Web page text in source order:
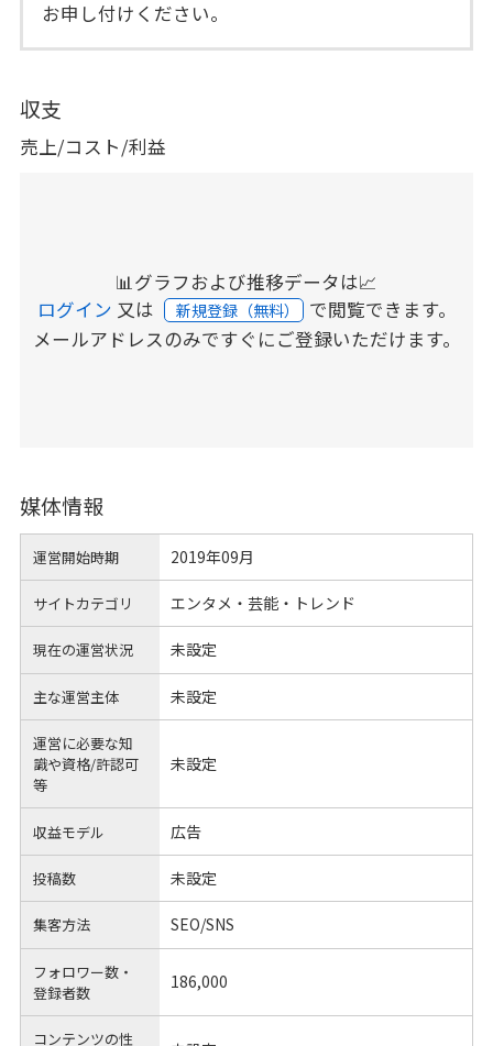
お申し付けください。
収支
売上/コスト/利益
📊グラフおよび推移データは📈
ログイン 又は 新規登録（無料） で閲覧できます。
メールアドレスのみですぐにご登録いただけます。
媒体情報
運営開始時期 2019年09月
サイトカテゴリ エンタメ・芸能・トレンド
現在の運営状況 未設定
主な運営主体 未設定
運営に必要な知
識や資格/許認可
等
未設定
収益モデル 広告
投稿数 未設定
集客方法 SEO/SNS
フォロワー数・
登録者数
186,000
コンテンツの性